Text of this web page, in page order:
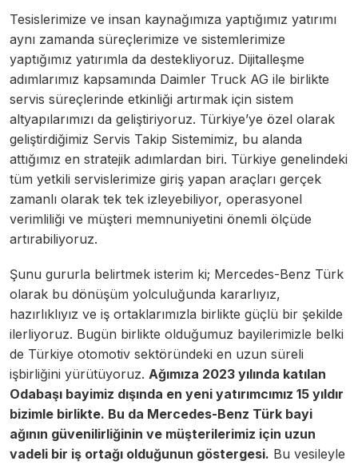
Tesislerimize ve insan kaynağımıza yaptığımız yatırımı
aynı zamanda süreçlerimize ve sistemlerimize
yaptığımız yatırımla da destekliyoruz. Dijitalleşme
adımlarımız kapsamında Daimler Truck AG ile birlikte
servis süreçlerinde etkinliği artırmak için sistem
altyapılarımızı da geliştiriyoruz. Türkiye’ye özel olarak
geliştirdiğimiz Servis Takip Sistemimiz, bu alanda
attığımız en stratejik adımlardan biri. Türkiye genelindeki
tüm yetkili servislerimize giriş yapan araçları gerçek
zamanlı olarak tek tek izleyebiliyor, operasyonel
verimliliği ve müşteri memnuniyetini önemli ölçüde
artırabiliyoruz.
Şunu gururla belirtmek isterim ki; Mercedes-Benz Türk
olarak bu dönüşüm yolculuğunda kararlıyız,
hazırlıklıyız ve iş ortaklarımızla birlikte güçlü bir şekilde
ilerliyoruz. Bugün birlikte olduğumuz bayilerimizle belki
de Türkiye otomotiv sektöründeki en uzun süreli
işbirliğini yürütüyoruz. Ağımıza 2023 yılında katılan
Odabaşı bayimiz dışında en yeni yatırımcımız 15 yıldır
bizimle birlikte. Bu da Mercedes-Benz Türk bayi
ağının güvenilirliğinin ve müşterilerimiz için uzun
vadeli bir iş ortağı olduğunun göstergesi. Bu vesileyle